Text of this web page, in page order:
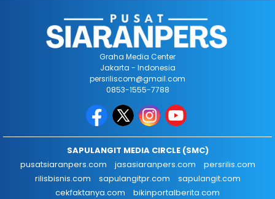
Graha Media Center
Jakarta - Indonesia
persriliscom@gmail.com
0853-1555-7788
SAPULANGIT MEDIA CIRCLE (SMC)
pusatsiaranpers.com
jasasiaranpers.com
persrilis.com
rilisbisnis.com
sapulangitpr.com
sapulangit.com
cekfaktanya.com
bikinportalberita.com